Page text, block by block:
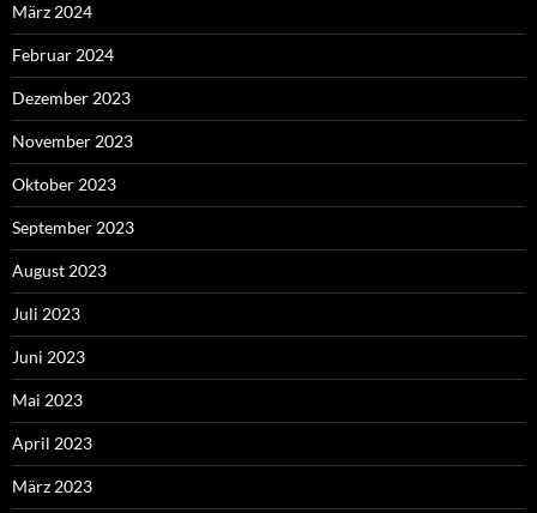
März 2024
Februar 2024
Dezember 2023
November 2023
Oktober 2023
September 2023
August 2023
Juli 2023
Juni 2023
Mai 2023
April 2023
März 2023